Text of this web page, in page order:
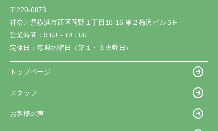
〒220-0073
神奈川県横浜市西区岡野１丁目16-16 第２梅沢ビル５F
営業時間： 9:00～19：00
定休日： 毎週水曜日（第１・３火曜日）
トップページ
スタッフ
お客様の声